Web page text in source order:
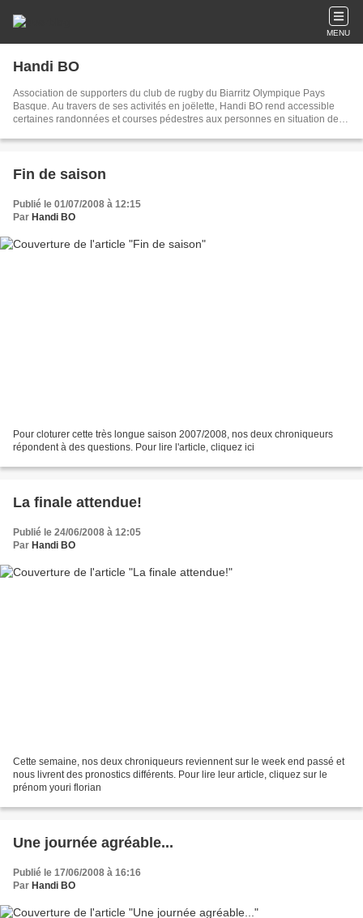
MENU
Handi BO
Association de supporters du club de rugby du Biarritz Olympique Pays
Basque. Au travers de ses activités en joëlette, Handi BO rend accessible
certaines randonnées et courses pédestres aux personnes en situation de
Fin de saison
Publié le 01/07/2008 à 12:15
Par Handi BO
Pour cloturer cette très longue saison 2007/2008, nos deux chroniqueurs
répondent à des questions. Pour lire l'article, cliquez ici
La finale attendue!
Publié le 24/06/2008 à 12:05
Par Handi BO
Cette semaine, nos deux chroniqueurs reviennent sur le week end passé et
nous livrent des pronostics différents. Pour lire leur article, cliquez sur le
prénom youri florian
Une journée agréable...
Publié le 17/06/2008 à 16:16
Par Handi BO